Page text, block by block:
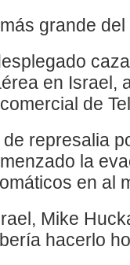
grande del
en Israel,
de
represalia
la
en al
Mike
hacerlo